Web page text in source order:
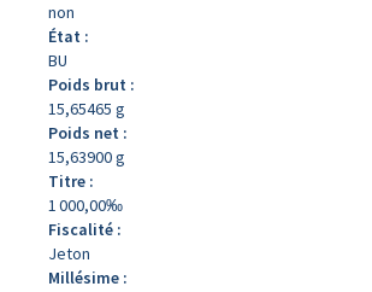
non
État :
BU
Poids brut :
15,65465 g
Poids net :
15,63900 g
Titre :
1 000,00‰
Fiscalité :
Jeton
Millésime :